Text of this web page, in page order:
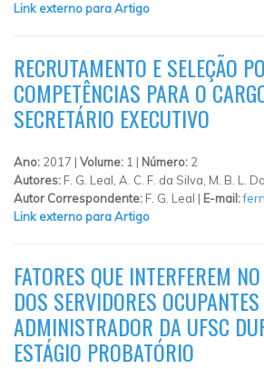
Link externo para Artigo
RECRUTAMENTO E SELEÇÃO
COMPETÊNCIAS PARA O
SECRETÁRIO EXECUTIVO
Ano: 2017 | Volume: 1 | Número: 2
Autores: F. G. Leal, A. C. F. da Silva, M. B. L.
Autor Correspondente: F. G. Leal | E-mail:
Link externo para Artigo
FATORES QUE INTERFEREM
DOS SERVIDORES
ADMINISTRADOR DA UFSC
ESTÁGIO PROBATÓRIO